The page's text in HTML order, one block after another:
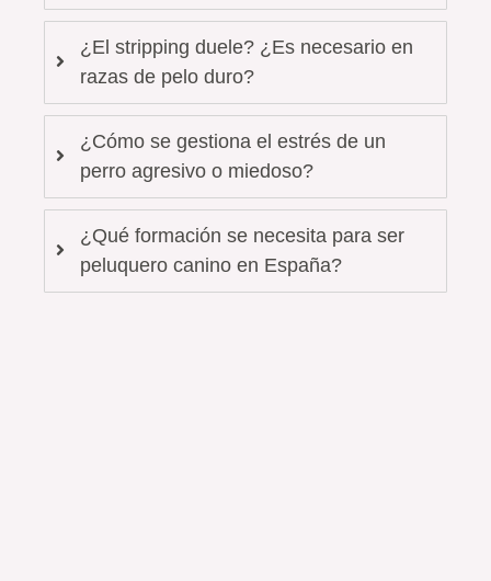
¿El stripping duele? ¿Es necesario en
razas de pelo duro?
¿Cómo se gestiona el estrés de un
perro agresivo o miedoso?
¿Qué formación se necesita para ser
peluquero canino en España?